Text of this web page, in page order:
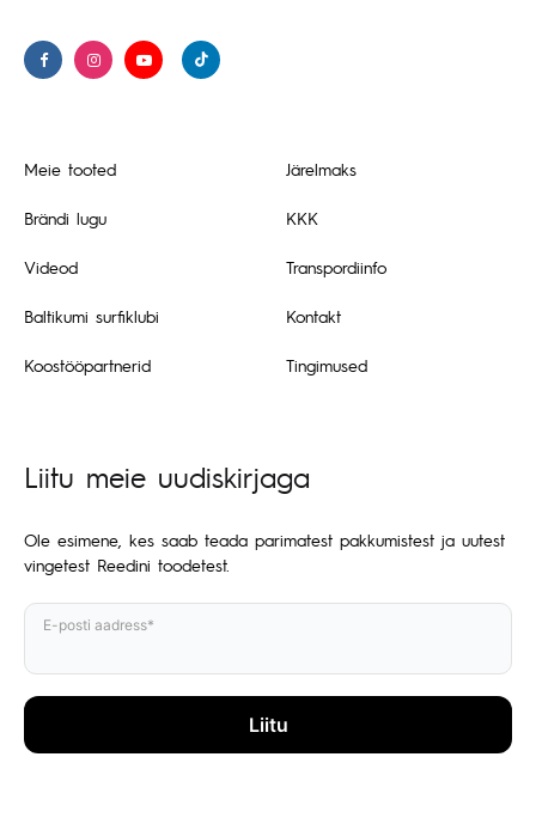
Meie tooted
Brändi lugu
Videod
Baltikumi surfiklubi
Koostööpartnerid
Järelmaks
KKK
Transpordiinfo
Kontakt
Tingimused
Liitu meie uudiskirjaga
Ole esimene, kes saab teada parimatest pakkumistest ja uutest
vingetest Reedini toodetest.
E-posti aadress*